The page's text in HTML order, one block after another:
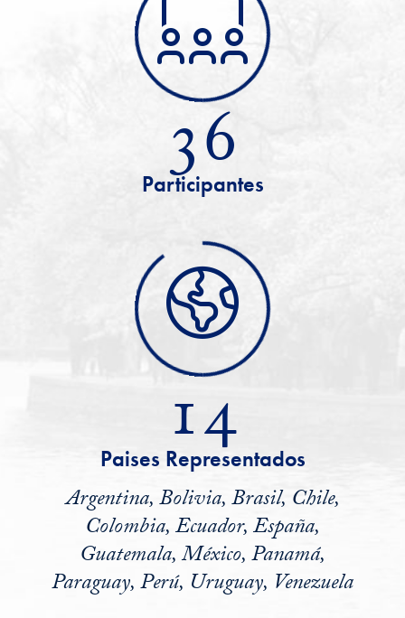
36
Participantes
14
Paises Representados
Argentina, Bolivia, Brasil, Chile,
Colombia, Ecuador, España,
Guatemala, México, Panamá,
Paraguay, Perú, Uruguay, Venezuela